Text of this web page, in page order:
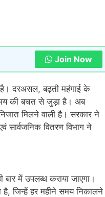
Join Now
है। दरअसल, बढ़ती महंगाई के
की बचत से जुड़ा है। अब
मिलने वाली है। सरकार ने
सार्वजनिक वितरण विभाग ने
में उपलब्ध कराया जाएगा।
जिन्हें हर महीने समय निकालने